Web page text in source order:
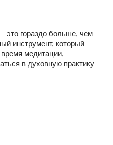
это гораздо больше, чем
инструмент, который
время медитации,
в духовную практику